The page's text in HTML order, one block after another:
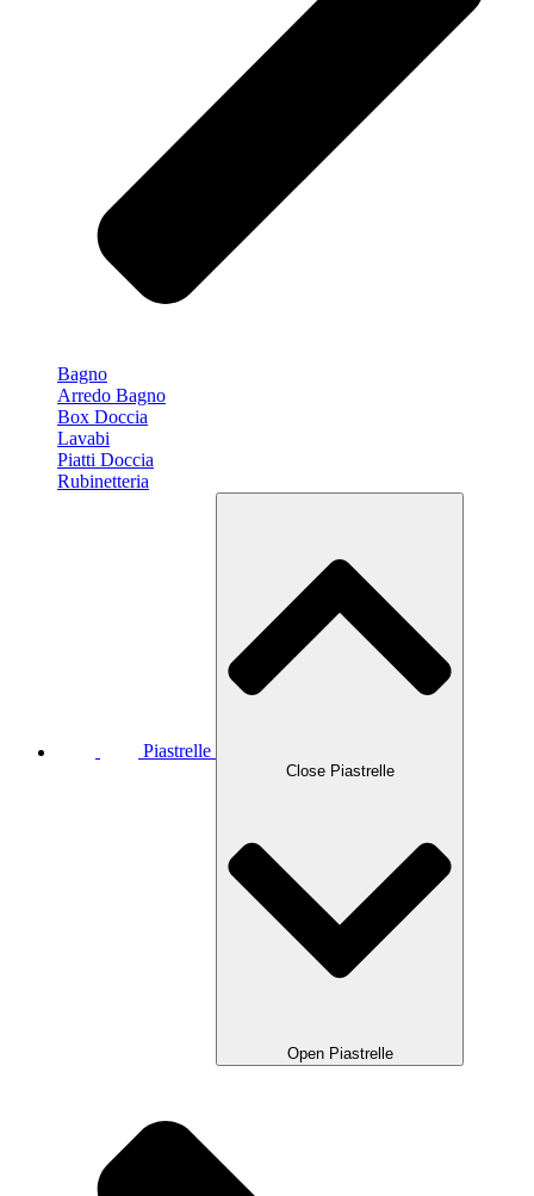
Bagno
Arredo Bagno
Box Doccia
Lavabi
Piatti Doccia
Rubinetteria
Piastrelle
Close Piastrelle
Open Piastrelle